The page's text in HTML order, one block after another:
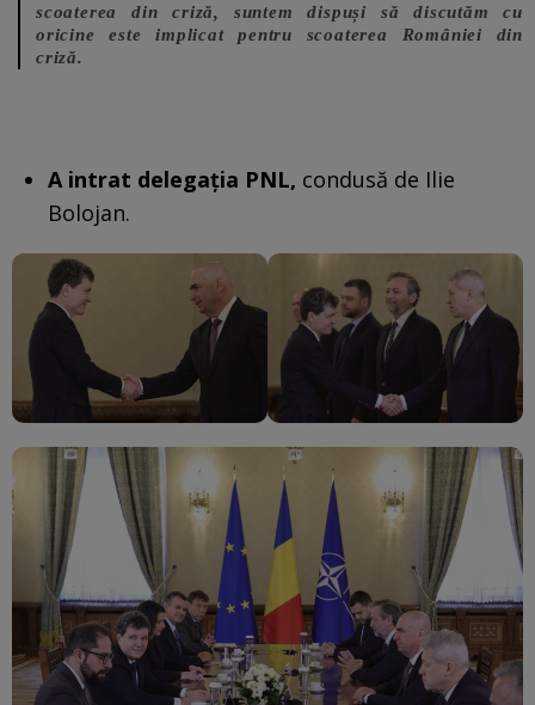
scoaterea din criză, suntem dispuși să discutăm cu
oricine este implicat pentru scoaterea României din
criză.
A intrat delegaţia PNL, condusă de Ilie
Bolojan.